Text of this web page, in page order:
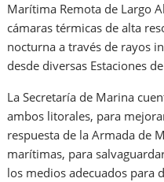
Marítima Remota de Largo
cámaras térmicas de alta
nocturna a través de rayos
desde diversas Estaciones
La Secretaría de Marina
ambos litorales, para
respuesta de la Armada de
marítimas, para
los medios adecuados para